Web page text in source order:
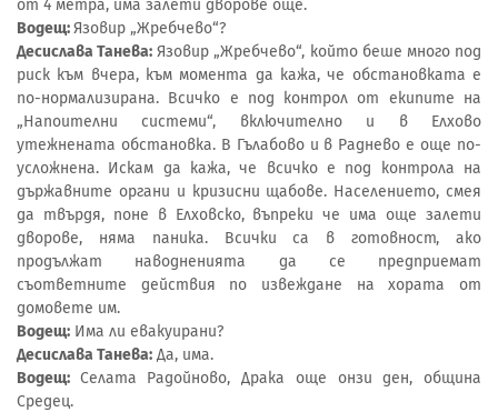
от 4 метра, има залети дворове още.
Водещ:Язовир „Жребчево“?
Десислава Танева: Язовир „Жребчево“, който беше много под
риск към вчера, към момента да кажа, че обстановката е
по-нормализирана. Всичко е под контрол от екипите на
„Напоителни системи“, включително и в Елхово
утежнената обстановка. В Гълабово и в Раднево е още по-
усложнена. Искам да кажа, че всичко е под контрола на
държавните органи и кризисни щабове. Населението, смея
да твърдя, поне в Елховско, въпреки че има още залети
дворове, няма паника. Всички са в готовност, ако
продължат наводненията да се предприемат
съответните действия по извеждане на хората от
домовете им.
Водещ: Има ли евакуирани?
Десислава Танева: Да, има.
Водещ: Селата Радойново, Драка още онзи ден, община
Средец.